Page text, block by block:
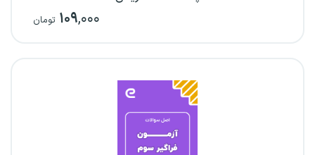
۱۰۹,۰۰۰ تومان